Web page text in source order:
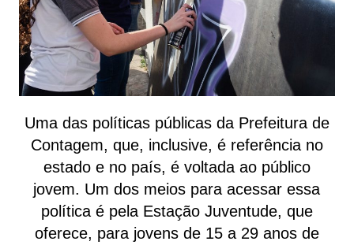
Uma das políticas públicas da Prefeitura de
Contagem, que, inclusive, é referência no
estado e no país, é voltada ao público
jovem. Um dos meios para acessar essa
política é pela Estação Juventude, que
oferece, para jovens de 15 a 29 anos de